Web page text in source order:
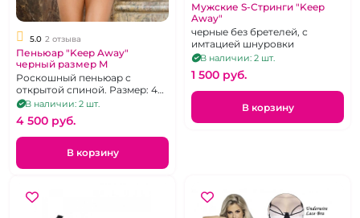
5.0 2 отзыва
Пеньюар "Keep Away"
черный размер M
Роскошный пеньюар с
открытой спиной. Размер: 46-
48В наличии: 2 шт.
4 500 pуб.
В корзину
Мужские S-Стринги "Keep
Away"
черные без бретелей, с
имтацией шнуровки
В наличии: 2 шт.
1 500 pуб.
В корзину